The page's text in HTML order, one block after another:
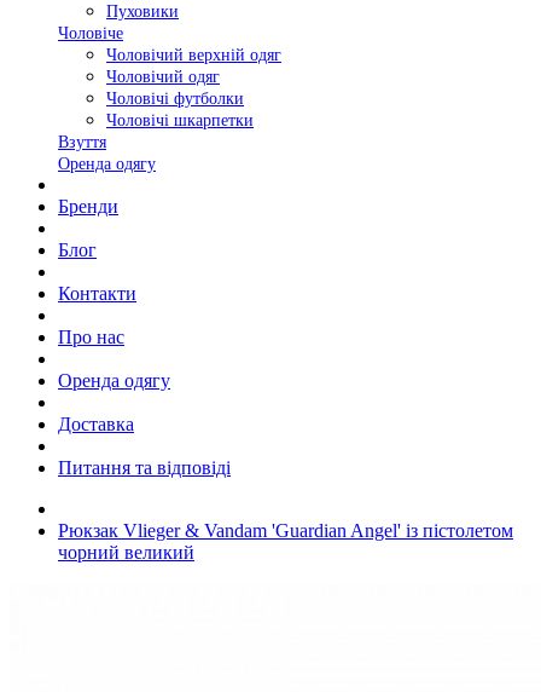
Пуховики
Чоловіче
Чоловічий верхній одяг
Чоловічий одяг
Чоловічі футболки
Чоловічі шкарпетки
Взуття
Оренда одягу
Бренди
Блог
Контакти
Про нас
Оренда одягу
Доставка
Питання та відповіді
Рюкзак Vlieger & Vandam 'Guardian Angel' із пістолетом
чорний великий